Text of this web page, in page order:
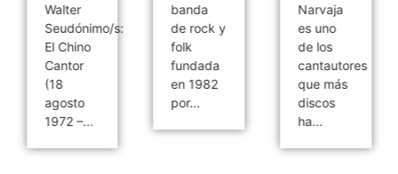
Walter
Seudónimo/s:
El Chino
Cantor
(18
agosto
1972 –...
banda
de rock y
folk
fundada
en 1982
por...
Narvaja
es uno
de los
cantautores
que más
discos
ha...